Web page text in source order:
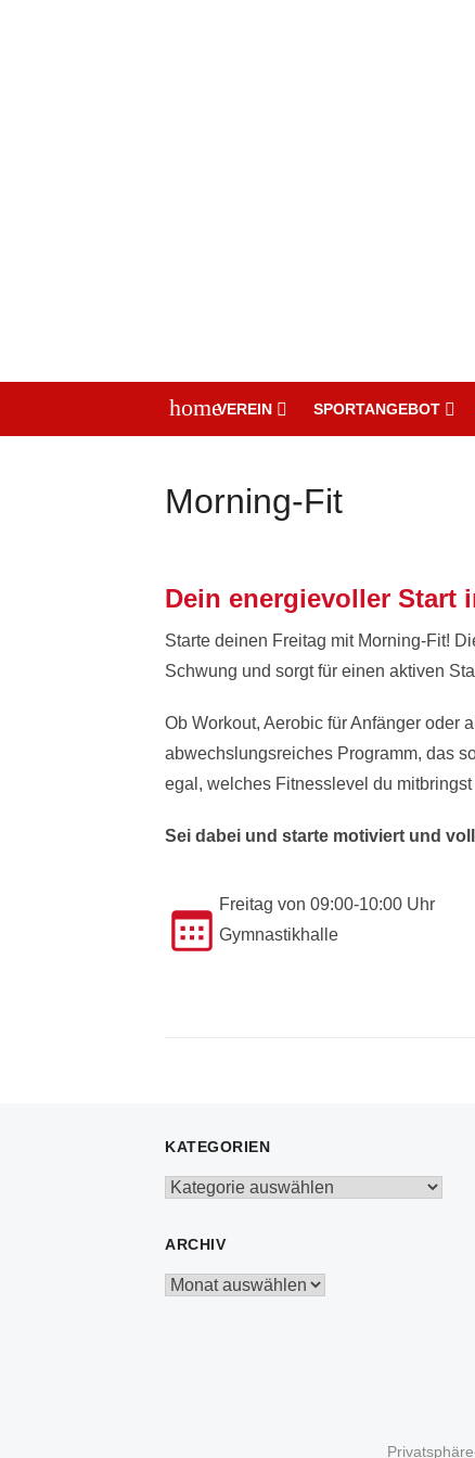
homeVEREIN SPORTANGEBOT
Morning-Fit
Dein energievoller Start
Starte deinen Freitag mit Morning-Fit!
Schwung und sorgt für einen aktiven
Ob Workout, Aerobic für Anfänger oder
abwechslungsreiches Programm, das
egal, welches Fitnesslevel du
Sei dabei und starte motiviert und
Freitag von 09:00-10:00 Uhr
Gymnastikhalle
KATEGORIEN
Kategorien
ARCHIV
Archiv